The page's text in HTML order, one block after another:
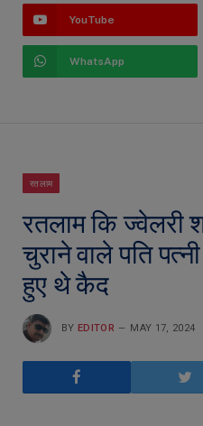
YouTube
WhatsApp
रतलाम
रतलाम कि ज्वेलरी
चुराने वाले पति
हुए थे कैद
BY EDITOR MAY 17, 2024